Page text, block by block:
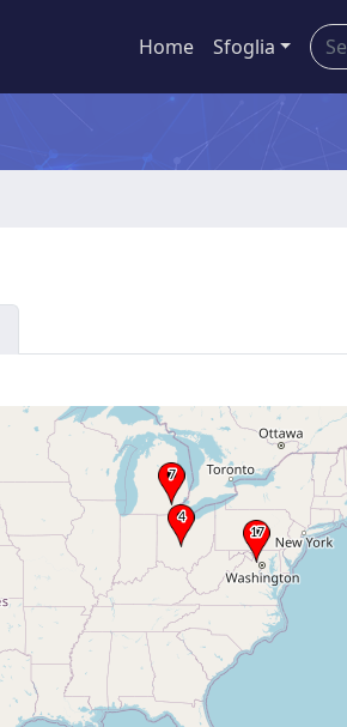
Home Sfoglia